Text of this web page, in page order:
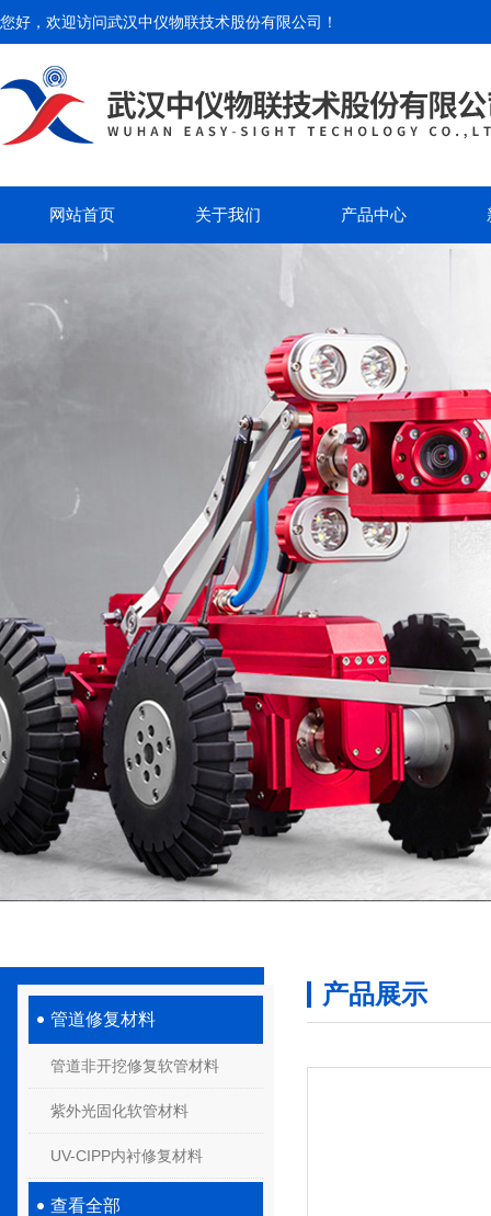
您好，欢迎访问武汉中仪物联技术股份有限公司 ！
网站首页 关于我们 产品中心
管道修复材料
管道非开挖修复软管材料
紫外光固化软管材料
UV-CIPP内衬修复材料
查看全部
产品展示